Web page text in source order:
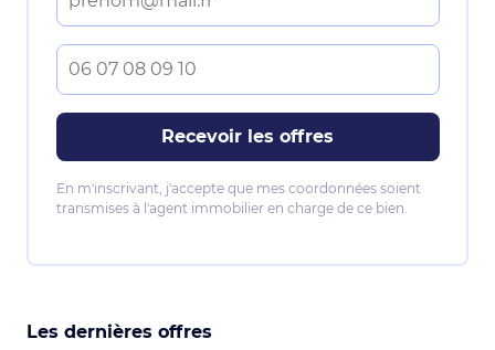
Recevoir les offres
En m'inscrivant, j'accepte que mes coordonnées soient
transmises à l'agent immobilier en charge de ce bien.
Les dernières offres